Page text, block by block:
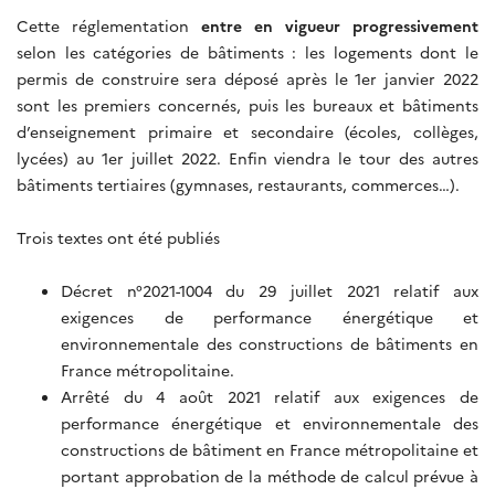
Cette réglementation entre en vigueur progressivement
selon les catégories de bâtiments : les logements dont le
permis de construire sera déposé après le 1er janvier 2022
sont les premiers concernés, puis les bureaux et bâtiments
d’enseignement primaire et secondaire (écoles, collèges,
lycées) au 1er juillet 2022. Enfin viendra le tour des autres
bâtiments tertiaires (gymnases, restaurants, commerces…).
Trois textes ont été publiés
Décret n°2021-1004 du 29 juillet 2021 relatif aux
exigences de performance énergétique et
environnementale des constructions de bâtiments en
France métropolitaine.
Arrêté du 4 août 2021 relatif aux exigences de
performance énergétique et environnementale des
constructions de bâtiment en France métropolitaine et
portant approbation de la méthode de calcul prévue à